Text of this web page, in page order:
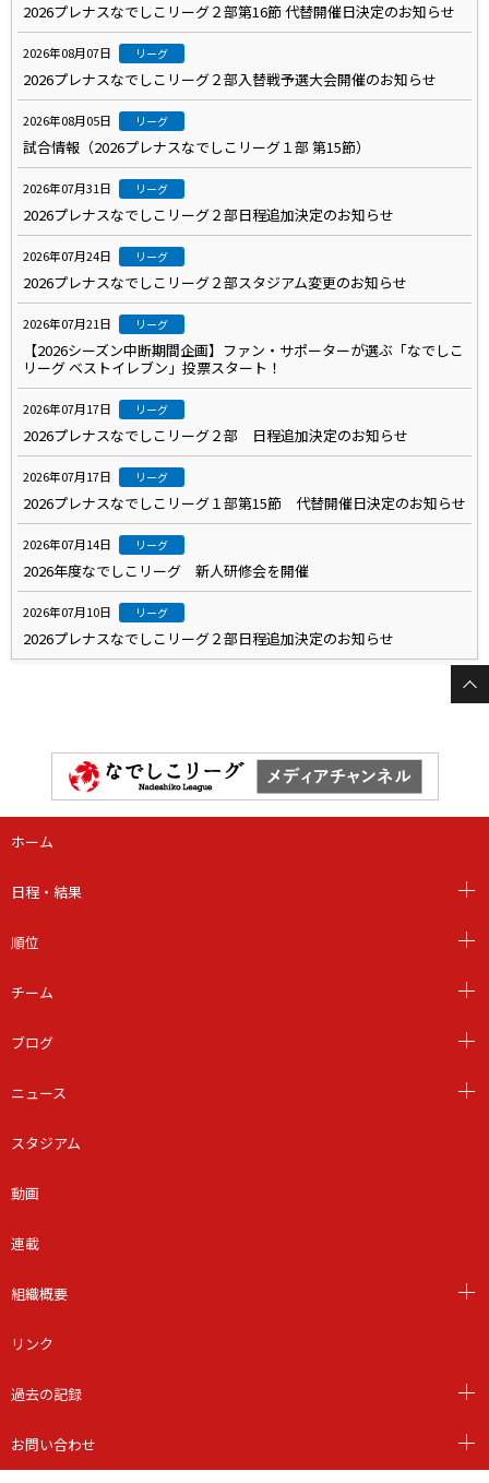
2026プレナスなでしこリーグ２部第16節 代替開催日決定のお知らせ
2026年08月07日 リーグ
2026プレナスなでしこリーグ２部入替戦予選大会開催のお知らせ
2026年08月05日 リーグ
試合情報（2026プレナスなでしこリーグ１部 第15節）
2026年07月31日 リーグ
2026プレナスなでしこリーグ２部日程追加決定のお知らせ
2026年07月24日 リーグ
2026プレナスなでしこリーグ２部スタジアム変更のお知らせ
2026年07月21日 リーグ
【2026シーズン中断期間企画】ファン・サポーターが選ぶ「なでしこ
リーグ ベストイレブン」投票スタート！
2026年07月17日 リーグ
2026プレナスなでしこリーグ２部 日程追加決定のお知らせ
2026年07月17日 リーグ
2026プレナスなでしこリーグ１部第15節 代替開催日決定のお知らせ
2026年07月14日 リーグ
2026年度なでしこリーグ 新人研修会を開催
2026年07月10日 リーグ
2026プレナスなでしこリーグ２部日程追加決定のお知らせ
ホーム
日程・結果
順位
チーム
ブログ
ニュース
スタジアム
動画
連載
組織概要
リンク
過去の記録
お問い合わせ